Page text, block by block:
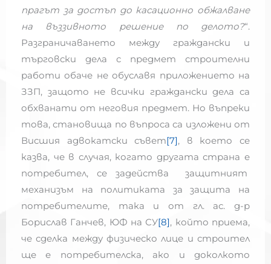
прагът за достъп до касационно обжалване
на въззивното решение по делото?“.
Разграничаването между граждански и
търговски дела с предмет строителни
работи обаче не обуславя приложението на
ЗЗП, защото не всички граждански дела са
обхванати от неговия предмет. Но въпреки
това, становища по въпроса са изложени от
Висшия адвокатски съвет[7], в което се
казва, че в случая, когато другата страна е
потребител, се задейства защитният
механизъм на политиката за защита на
потребителите, така и от гл. ас. д-р
Борислав Ганчев, ЮФ на СУ[8], който приема,
че сделка между физическо лице и строител
ще е потребителска, ако и доколкото